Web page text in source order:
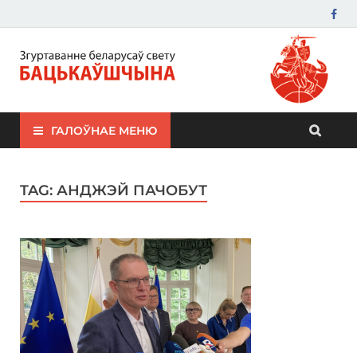
ЗБС "Бацькаўшчына"
ГАЛОЎНАЕ МЕНЮ
TAG: АНДЖЭЙ ПАЧОБУТ